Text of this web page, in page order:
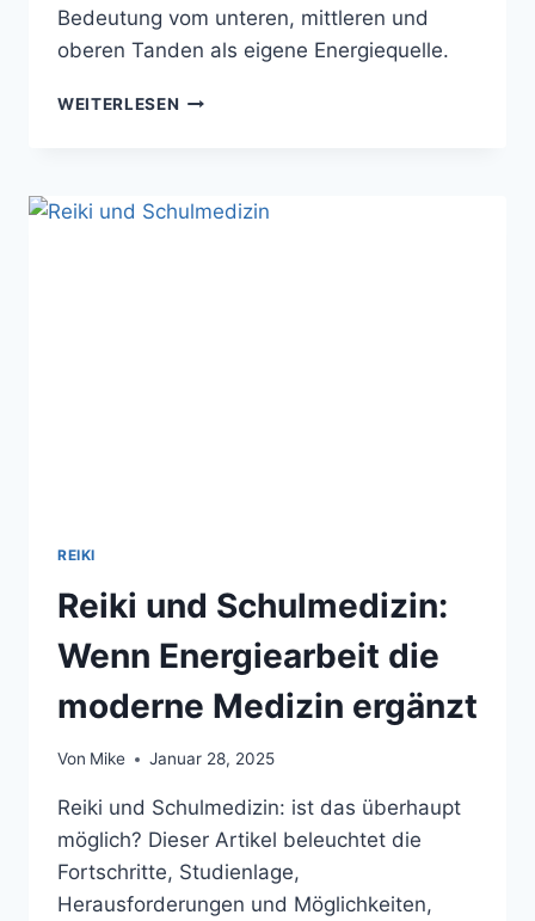
Bedeutung vom unteren, mittleren und
oberen Tanden als eigene Energiequelle.
WEITERLESEN DIE
BALANCE
REIKI
Reiki und Schulmedizin:
Wenn Energiearbeit die
moderne Medizin ergänzt
Von Mike Januar 28, 2025
Reiki und Schulmedizin: ist das überhaupt
möglich? Dieser Artikel beleuchtet die
Fortschritte, Studienlage,
Herausforderungen und Möglichkeiten,